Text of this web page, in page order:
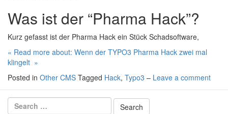
Was ist der “Pharma Hack”?
Kurz gefasst ist der Pharma Hack ein Stück Schadsoftware,
« Read more about: Wenn der TYPO3 Pharma Hack zwei mal
klingelt »
Posted in Other CMS Tagged Hack, Typo3 – Leave a comment